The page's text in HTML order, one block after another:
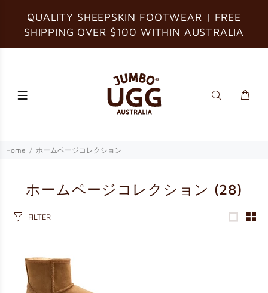
QUALITY SHEEPSKIN FOOTWEAR | FREE
SHIPPING OVER $100 WITHIN AUSTRALIA
Home ホームページコレクション
ホームページコレクション (28)
FILTER